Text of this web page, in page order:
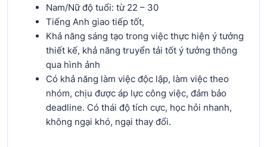
Nam/Nữ độ tuổi: từ 22 – 30
Tiếng Anh giao tiếp tốt,
Khả năng sáng tạo trong việc thực hiện ý tưởng
thiết kế, khả năng truyển tải tốt ý tưởng thông
qua hình ảnh
Có khả năng làm việc độc lập, làm việc theo
nhóm, chịu được áp lực công việc, đảm bảo
deadline. Có thái độ tích cực, học hỏi nhanh,
không ngại khó, ngại thay đổi.